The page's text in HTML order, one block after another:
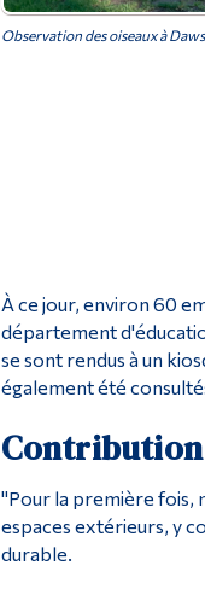
Observation des oiseaux à
À ce jour, environ 60
département
se sont rendus à un
également été
Contribution
"Pour la première fois,
espaces extérieurs, y
durable.